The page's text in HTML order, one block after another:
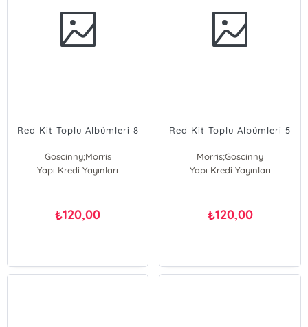
Red Kit Toplu Albümleri 8
Goscinny;Morris
Morris
Yapı Kredi Yayınları
₺120,00
Red Kit Toplu Albümleri 5
Morris;Goscinny
Morris
Yapı Kredi Yayınları
₺120,00